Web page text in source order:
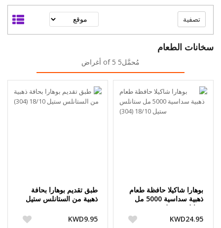
سخانات الطعام
مُحمَّل5 of 5 أغراض
بوهارا شاكيلا حافظة طعام
ذهبية سداسية 5000 مل
ستانلس ستيل 18/10 (304)
KWD24.95
طبق تقديم بوهارا بحافة
ذهبية من الستانلس ستيل
KWD9.95
تصفية